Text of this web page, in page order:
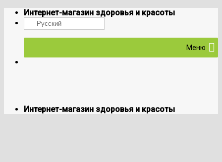
Skip
content
Интернет-магазин здоровья и красоты
Русский
Меню
Интернет-магазин здоровья и красоты